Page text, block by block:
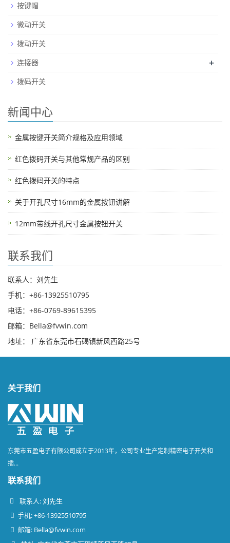
按键帽
微动开关
拨动开关
连接器
+
拨码开关
新闻中心
金属按键开关简介规格及应用领域
红色拨码开关与其他常规产品的区别
红色拨码开关的特点
关于开孔尺寸16mm的金属按钮讲解
12mm带线开孔尺寸金属按钮开关
联系我们
联系人：刘先生
手机：+86-13925510795
电话：+86-0769-89615395
邮箱：Bella@fvwin.com
地址： 广东省东莞市石碣镇新风西路25号
关于我们
东莞市五盈电子有限公司成立于2013年，公司专业生产定制精密电子开关和
插...
联系我们
联系人: 刘先生
手机: +86-13925510795
邮箱: Bella@fvwin.com